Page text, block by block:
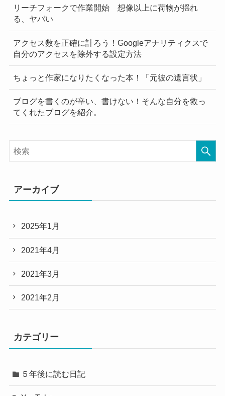
リーチフォークで作業開始 想像以上に荷物が揺れ
る、ヤバい
アクセス数を正確に計ろう！Googleアナリティクスで
自分のアクセスを除外する設定方法
ちょっと作家になりたくなった本！「元彼の遺言状」
ブログを書くのが辛い、書けない！そんな自分を救っ
てくれたブログを紹介。
アーカイブ
2025年1月
2021年4月
2021年3月
2021年2月
カテゴリー
５年後に読む日記